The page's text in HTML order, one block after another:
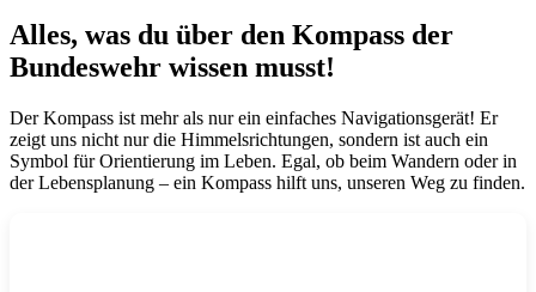
Alles, was du über den Kompass der
Bundeswehr wissen musst!
Der Kompass ist mehr als nur ein einfaches Navigationsgerät! Er
zeigt uns nicht nur die Himmelsrichtungen, sondern ist auch ein
Symbol für Orientierung im Leben. Egal, ob beim Wandern oder in
der Lebensplanung – ein Kompass hilft uns, unseren Weg zu finden.